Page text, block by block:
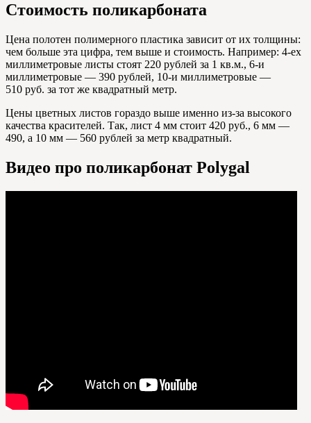
Стоимость поликарбоната
Цена полотен полимерного пластика зависит от их толщины:
чем больше эта цифра, тем выше и стоимость. Например: 4-ех
миллиметровые листы стоят 220 рублей за 1 кв.м., 6-и
миллиметровые — 390 рублей, 10-и миллиметровые —
510 руб. за тот же квадратный метр.
Цены цветных листов гораздо выше именно из-за высокого
качества красителей. Так, лист 4 мм стоит 420 руб., 6 мм —
490, а 10 мм — 560 рублей за метр квадратный.
Видео про поликарбонат Polygal